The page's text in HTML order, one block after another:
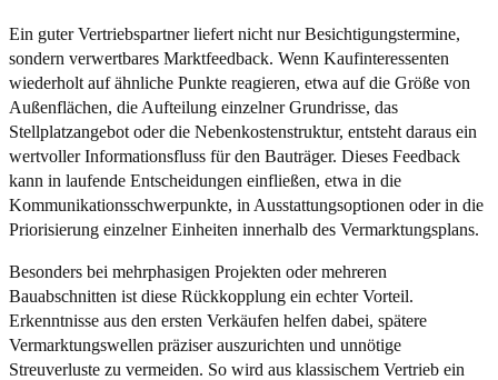
Ein guter Vertriebspartner liefert nicht nur Besichtigungstermine,
sondern verwertbares Marktfeedback. Wenn Kaufinteressenten
wiederholt auf ähnliche Punkte reagieren, etwa auf die Größe von
Außenflächen, die Aufteilung einzelner Grundrisse, das
Stellplatzangebot oder die Nebenkostenstruktur, entsteht daraus ein
wertvoller Informationsfluss für den Bauträger. Dieses Feedback
kann in laufende Entscheidungen einfließen, etwa in die
Kommunikationsschwerpunkte, in Ausstattungsoptionen oder in die
Priorisierung einzelner Einheiten innerhalb des Vermarktungsplans.
Besonders bei mehrphasigen Projekten oder mehreren
Bauabschnitten ist diese Rückkopplung ein echter Vorteil.
Erkenntnisse aus den ersten Verkäufen helfen dabei, spätere
Vermarktungswellen präziser auszurichten und unnötige
Streuverluste zu vermeiden. So wird aus klassischem Vertrieb ein